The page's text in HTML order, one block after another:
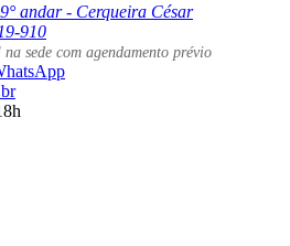
andar - Cerqueira César
910
sede com agendamento prévio